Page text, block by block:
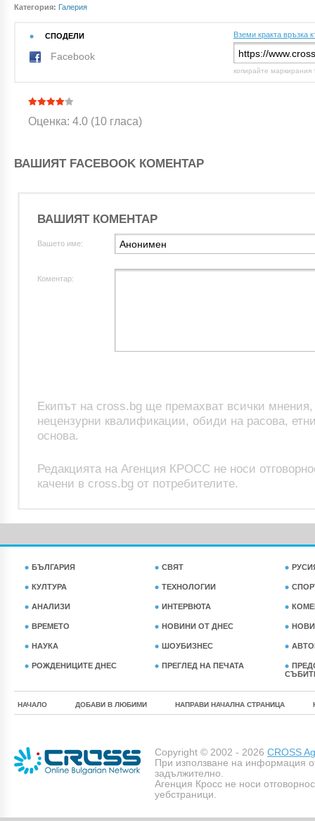
Категория: Галерия
СПОДЕЛИ
Facebook
Вземи кракта връзка
копирайте маркирания
Оценка: 4.0 (10 гласа)
ВАШИЯТ FACEBOOK КОМЕНТАР
ВАШИЯТ КОМЕНТАР
Вашето име:
Коментар:
Екипът на cross.bg ще премахват всички
нецензурни квалификации, обиди на расова,
основа.
Редакцията на Агенция КРОСС не носи
качени в cross.bg от потребителите.
БЪЛГАРИЯ СВЯТ
КУЛТУРА ТЕХНОЛОГИИ
АНАЛИЗИ ИНТЕРВЮТА
ВРЕМЕТО НОВИНИ ОТ ДНЕС
НАУКА ШОУБИЗНЕС
РОЖДЕНИЦИТЕ ДНЕС ПРЕГЛЕД НА ПЕЧАТА
НАЧАЛО ДОБАВИ В ЛЮБИМИ НАПРАВИ НАЧАЛНА СТРАНИЦА
Copyright © 2002 - 2026 CROSS
При използване на информация
задължително.
Агенция Кросс не носи
уебстраници.